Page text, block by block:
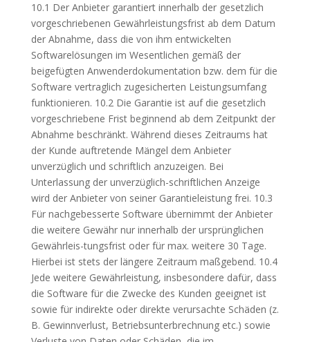
10.1 Der Anbieter garantiert innerhalb der gesetzlich
vorgeschriebenen Gewährleistungsfrist ab dem Datum
der Abnahme, dass die von ihm entwickelten
Softwarelösungen im Wesentlichen gemäß der
beigefügten Anwenderdokumentation bzw. dem für die
Software vertraglich zugesicherten Leistungsumfang
funktionieren. 10.2 Die Garantie ist auf die gesetzlich
vorgeschriebene Frist beginnend ab dem Zeitpunkt der
Abnahme beschränkt. Während dieses Zeitraums hat
der Kunde auftretende Mängel dem Anbieter
unverzüglich und schriftlich anzuzeigen. Bei
Unterlassung der unverzüglich-schriftlichen Anzeige
wird der Anbieter von seiner Garantieleistung frei. 10.3
Für nachgebesserte Software übernimmt der Anbieter
die weitere Gewähr nur innerhalb der ursprünglichen
Gewährleis-tungsfrist oder für max. weitere 30 Tage.
Hierbei ist stets der längere Zeitraum maßgebend. 10.4
Jede weitere Gewährleistung, insbesondere dafür, dass
die Software für die Zwecke des Kunden geeignet ist
sowie für indirekte oder direkte verursachte Schäden (z.
B. Gewinnverlust, Betriebsunterbrechnung etc.) sowie